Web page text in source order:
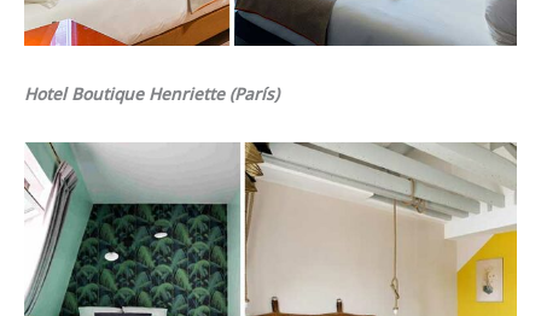
Hotel Boutique Henriette (París)